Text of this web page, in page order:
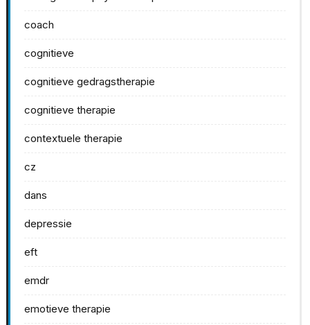
coach
cognitieve
cognitieve gedragstherapie
cognitieve therapie
contextuele therapie
cz
dans
depressie
eft
emdr
emotieve therapie